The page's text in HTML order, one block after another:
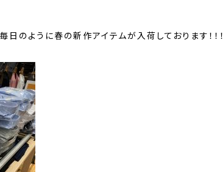
日のように春の新作アイテムが入荷しております！！！